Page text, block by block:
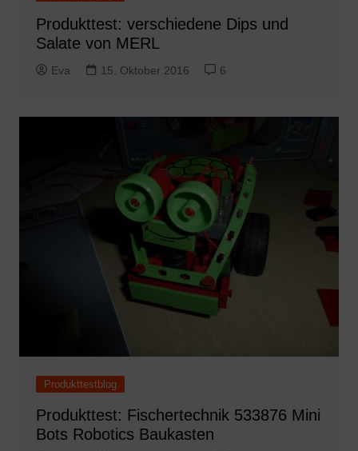
Produkttest: verschiedene Dips und
Salate von MERL
Eva 15. Oktober 2016 6
Produkttestblog
Produkttest: Fischertechnik 533876 Mini
Bots Robotics Baukasten